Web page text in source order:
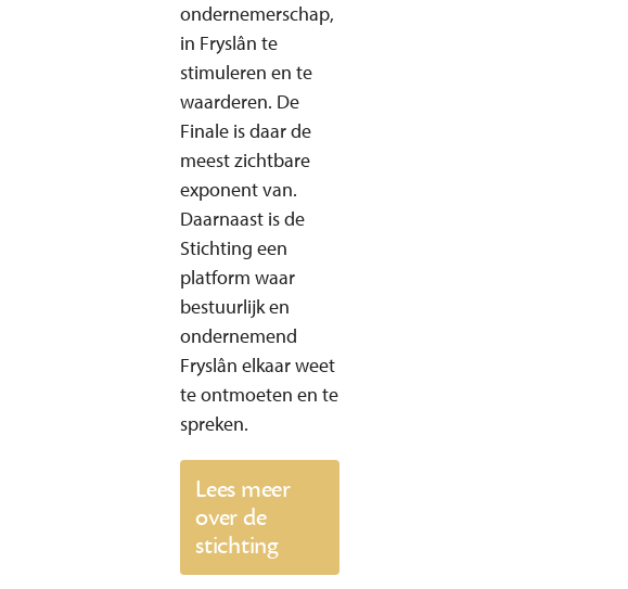
ondernemerschap,
in Fryslân te
stimuleren en te
waarderen. De
Finale is daar de
meest zichtbare
exponent van.
Daarnaast is de
Stichting een
platform waar
bestuurlijk en
ondernemend
Fryslân elkaar weet
te ontmoeten en te
spreken.
Lees meer
over de
stichting